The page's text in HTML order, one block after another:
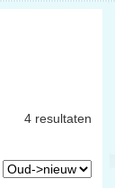
4 resultaten